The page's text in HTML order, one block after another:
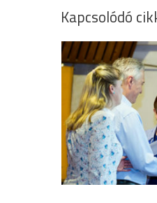
Kapcsolódó